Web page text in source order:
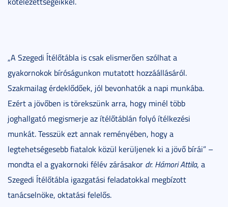
„A Szegedi Ítélőtábla is csak elismerően szólhat a
gyakornokok bíróságunkon mutatott hozzáállásáról.
Szakmailag érdeklődőek, jól bevonhatók a napi munkába.
Ezért a jövőben is törekszünk arra, hogy minél több
joghallgató megismerje az ítélőtáblán folyó ítélkezési
munkát. Tesszük ezt annak reményében, hogy a
legtehetségesebb fiatalok közül kerüljenek ki a jövő bírái” –
mondta el a gyakornoki félév zárásakor dr. Hámori Attila, a
Szegedi Ítélőtábla igazgatási feladatokkal megbízott
tanácselnöke, oktatási felelős.